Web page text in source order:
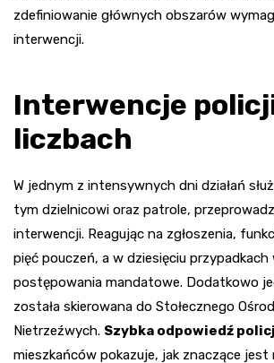
zdefiniowanie głównych obszarów
interwencji.
Interwencje
liczbach
W jednym z intensywnych dni działań
tym dzielnicowi oraz patrole,
interwencji. Reagując na zgłoszenia,
pięć pouczeń, a w dziesięciu
postępowania mandatowe. Dodatkowo
została skierowana do Stołecznego
Nietrzeźwych. Szybka odpowiedź
mieszkańców pokazuje, jak znaczące